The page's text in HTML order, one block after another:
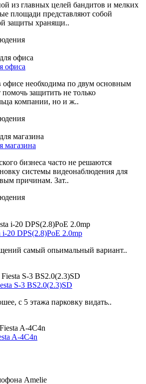
из главных целей бандитов и мелких
площади представляют собой
защиты хранящи..
офиса
офисе необходима по двум основным
защитить не только
компании, но и ж..
магазина
бизнеса часто не решаются
системы видеонаблюдения для
причинам. Зат..
20 DPS(2.8)PoE 2.0mp
самый опьимальный вариант..
S-3 BS2.0(2.3)SD
с 5 этажа парковку видать..
A-4C4n